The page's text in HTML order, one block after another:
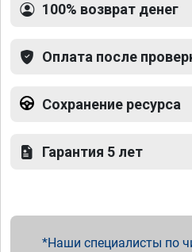
100% возврат денег
Оплата после
Сохранение ресурса
Гарантия 5 лет
Наши специалисты по